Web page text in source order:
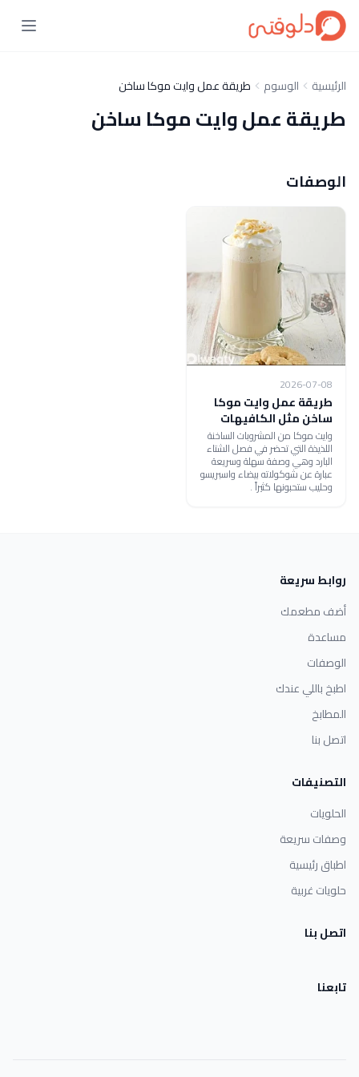
الرئيسية الوسوم طريقة عمل وايت موكا ساخن
طريقة عمل وايت موكا ساخن
الوصفات
2026-07-08
طريقة عمل وايت موكا
ساخن مثل الكافيهات
وايت موكا من المشروبات الساخنة
اللذيذة التي تحضر في فصل الشتاء
البارد وهي وصفة سهلة وسريعة
عبارة عن شوكولاته بيضاء واسبريسو
وحليب ستحبونها كثيراً .
روابط سريعة
أضف مطعمك
مساعدة
الوصفات
اطبخ باللي عندك
المطابخ
اتصل بنا
التصنيفات
الحلويات
وصفات سريعة
اطباق رئيسية
حلويات غربية
اتصل بنا
تابعنا